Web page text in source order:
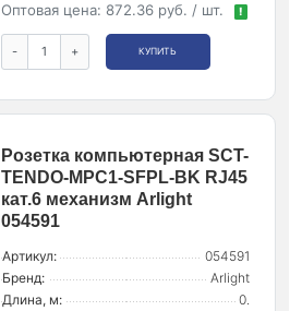
Оптовая цена: 872.36 руб. / шт. !
- + КУПИТЬ
Розетка компьютерная SCT-
TENDO-MPC1-SFPL-BK RJ45
кат.6 механизм Arlight
054591
Артикул:
054591
Бренд:
Arlight
Длина, м:
0.